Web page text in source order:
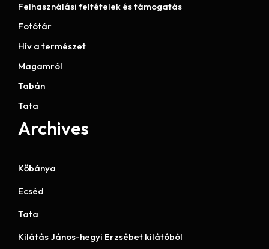
Felhasználási feltételek és támogatás
Fotótár
Hív a természet
Magamról
Tabán
Tata
Archives
Kőbánya
Ecséd
Tata
Kilátás János-hegyi Erzsébet kilátóból